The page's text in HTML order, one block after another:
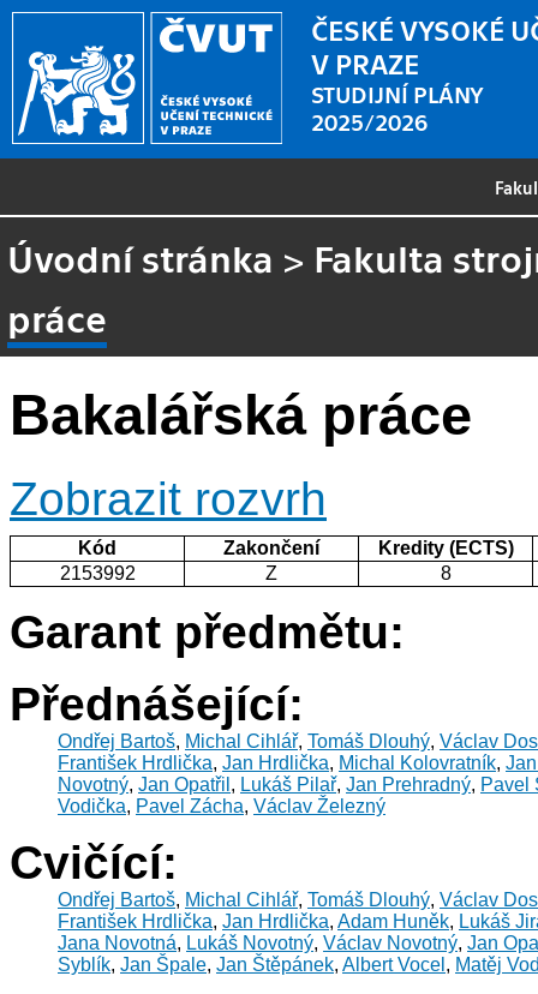
ČESKÉ VYSOKÉ
V PRAZE
STUDIJNÍ PLÁNY
2025/2026
Úvodní stránka > Fakulta
práce
Bakalářská práce
Zobrazit rozvrh
Kód Zakončení
Kredity (ECTS)
2153992
Z 8
Garant předmětu:
Přednášející:
Ondřej Bartoš, Michal Cihlář, Tomáš Dlouhý, Václav
František Hrdlička, Jan Hrdlička, Michal Kolovratník,
Novotný, Jan Opatřil , Lukáš Pilař, Jan Prehradný, Pavel
Vodička, Pavel Zácha, Václav Železný
Cvičící:
Ondřej Bartoš, Michal Cihlář, Tomáš Dlouhý, Václav
František Hrdlička, Jan Hrdlička, Adam Huněk, Lukáš
Jana Novotná, Lukáš Novotný, Václav Novotný, Jan
Syblík, Jan Špale, Jan Štěpánek, Albert Vocel , Matěj